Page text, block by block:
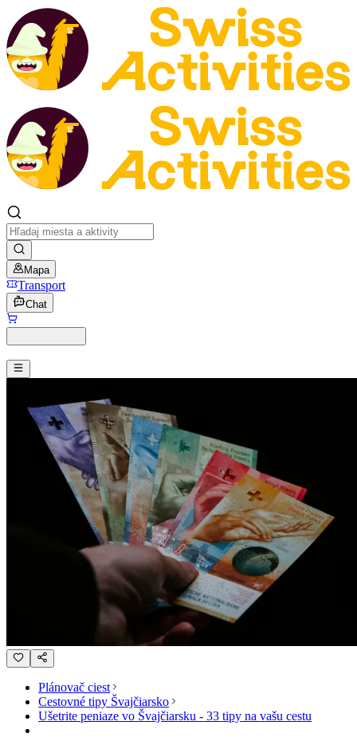
Mapa
Transport
Chat
Plánovač ciest
Cestovné tipy Švajčiarsko
Ušetrite peniaze vo Švajčiarsku - 33 tipy na vašu cestu